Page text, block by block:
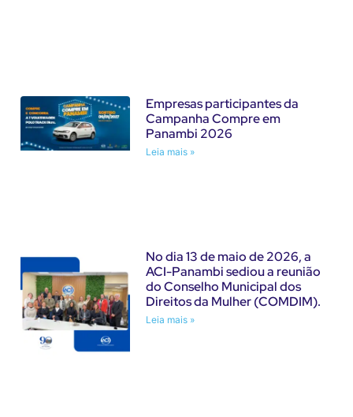
Empresas participantes da
Campanha Compre em
Panambi 2026
Leia mais »
No dia 13 de maio de 2026, a
ACI-Panambi sediou a reunião
do Conselho Municipal dos
Direitos da Mulher (COMDIM).
Leia mais »